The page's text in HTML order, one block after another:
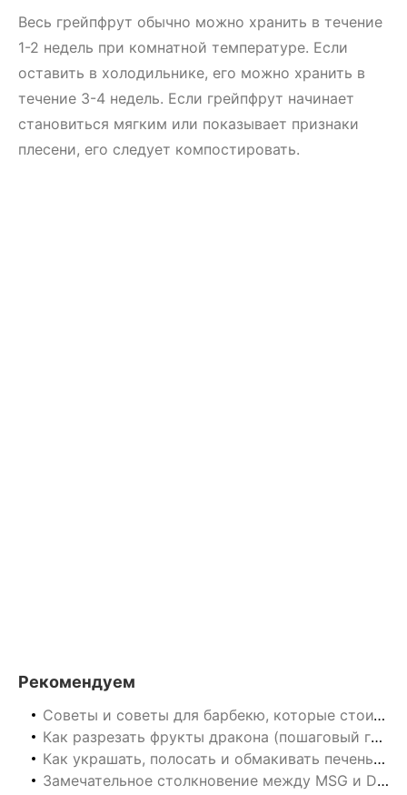
Весь грейпфрут обычно можно хранить в течение
1-2 недель при комнатной температуре. Если
оставить в холодильнике, его можно хранить в
течение 3-4 недель. Если грейпфрут начинает
становиться мягким или показывает признаки
плесени, его следует компостировать.
Рекомендуем
Советы и советы для барбекю, которые стоит собрать
Как разрезать фрукты дракона (пошаговый гид)
Как украшать, полосать и обмакивать печенье безе, как кондитер
Замечательное столкновение между MSG и Dessert: подробно изучить свежий вкус MSG